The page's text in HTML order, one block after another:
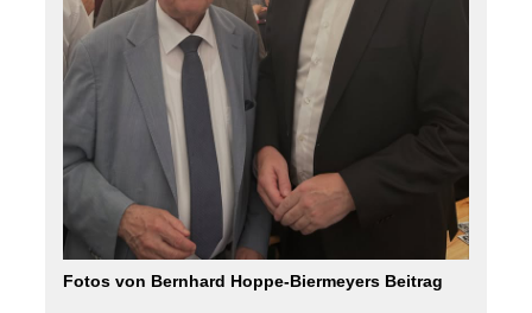
Fotos von Bernhard Hoppe-Biermeyers Beitrag